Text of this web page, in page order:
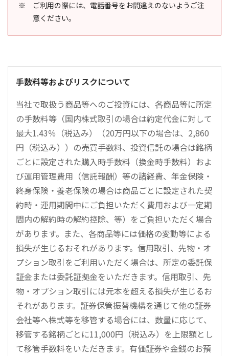
ご利用の際には、電話番号をお間違えのないようご注
意ください。
手数料等およびリスクについて
当社で取扱う商品等へのご投資には、各商品等に所定
の手数料等（国内株式取引の場合は約定代金に対して
最大1.43％（税込み）（20万円以下の場合は、2,860
円（税込み））の売買手数料、投資信託の場合は銘柄
ごとに設定された購入時手数料（換金時手数料）およ
び運用管理費用（信託報酬）等の諸経費、年金保険・
終身保険・養老保険の場合は商品ごとに設定された契
約時・運用期間中にご負担いただく費用および一定期
間内の解約時の解約控除、等）をご負担いただく場合
があります。また、各商品等には価格の変動等による
損失が生じるおそれがあります。信用取引、先物・オ
プション取引をご利用いただく場合は、所定の委託保
証金または委託証拠金をいただきます。信用取引、先
物・オプション取引には元本を超える損失が生じるお
それがあります。証券保管振替機構を通じて他の証券
会社等へ株式等を移管する場合には、数量に応じて、
移管する銘柄ごとに11,000円（税込み）を上限額とし
て移管手数料をいただきます。有価証券や金銭のお預